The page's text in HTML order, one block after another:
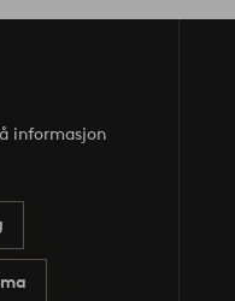
informasjon